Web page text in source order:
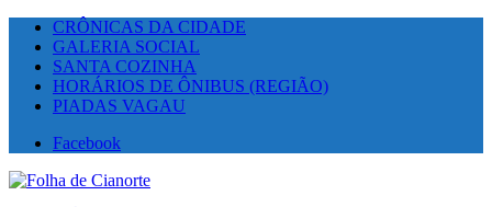
CRÔNICAS DA CIDADE
GALERIA SOCIAL
SANTA COZINHA
HORÁRIOS DE ÔNIBUS (REGIÃO)
PIADAS VAGAU
Facebook